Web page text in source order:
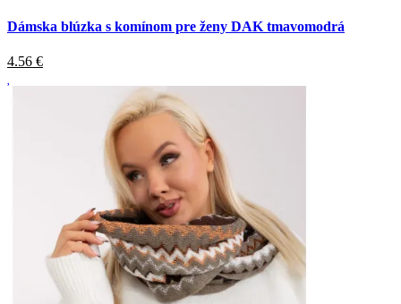
Dámska blúzka s komínom pre ženy DAK tmavomodrá
4.56 €